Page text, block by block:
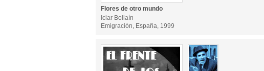
Flores de otro mundo
Iciar Bollaín
Emigración, España, 1999